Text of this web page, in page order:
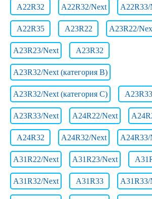
A22R32 A22R32/Next A22R33/
A22R35 A23R22 A23R22/
A23R23/Next A23R32
A23R32/Next (категория B)
A23R32/Next (категория C) A23R33
A23R33/Next A24R22/Next
A24R32 A24R32/Next A24R33/
A31R22/Next A31R23/Next
A31R32/Next A31R33 A31R33/